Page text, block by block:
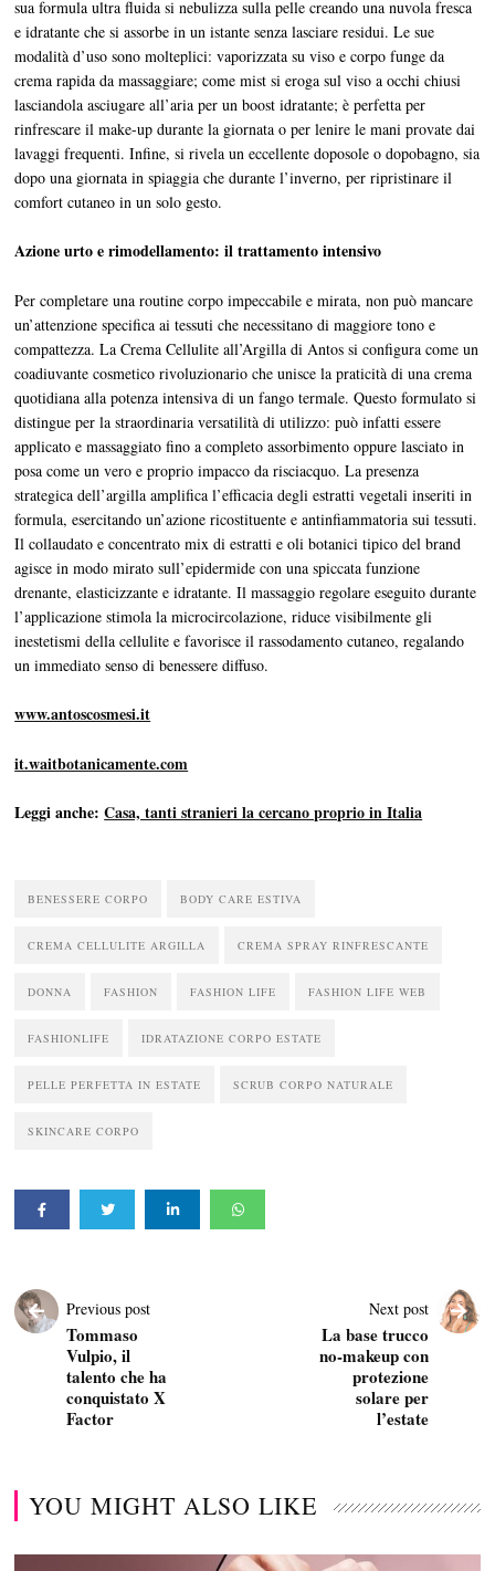
sua formula ultra fluida si nebulizza sulla pelle creando una nuvola fresca
e idratante che si assorbe in un istante senza lasciare residui. Le sue
modalità d’uso sono molteplici: vaporizzata su viso e corpo funge da
crema rapida da massaggiare; come mist si eroga sul viso a occhi chiusi
lasciandola asciugare all’aria per un boost idratante; è perfetta per
rinfrescare il make-up durante la giornata o per lenire le mani provate dai
lavaggi frequenti. Infine, si rivela un eccellente doposole o dopobagno, sia
dopo una giornata in spiaggia che durante l’inverno, per ripristinare il
comfort cutaneo in un solo gesto.
Azione urto e rimodellamento: il trattamento intensivo
Per completare una routine corpo impeccabile e mirata, non può mancare
un’attenzione specifica ai tessuti che necessitano di maggiore tono e
compattezza. La Crema Cellulite all’Argilla di Antos si configura come un
coadiuvante cosmetico rivoluzionario che unisce la praticità di una crema
quotidiana alla potenza intensiva di un fango termale. Questo formulato si
distingue per la straordinaria versatilità di utilizzo: può infatti essere
applicato e massaggiato fino a completo assorbimento oppure lasciato in
posa come un vero e proprio impacco da risciacquo. La presenza
strategica dell’argilla amplifica l’efficacia degli estratti vegetali inseriti in
formula, esercitando un’azione ricostituente e antinfiammatoria sui tessuti.
Il collaudato e concentrato mix di estratti e oli botanici tipico del brand
agisce in modo mirato sull’epidermide con una spiccata funzione
drenante, elasticizzante e idratante. Il massaggio regolare eseguito durante
l’applicazione stimola la microcircolazione, riduce visibilmente gli
inestetismi della cellulite e favorisce il rassodamento cutaneo, regalando
un immediato senso di benessere diffuso.
www.antoscosmesi.it
it.waitbotanicamente.com
Leggi anche:Casa, tanti stranieri la cercano proprio in Italia
BENESSERE CORPO BODY CARE ESTIVA
CREMA CELLULITE ARGILLA CREMA SPRAY RINFRESCANTE
DONNA FASHION FASHION LIFE FASHION LIFE WEB
FASHIONLIFE IDRATAZIONE CORPO ESTATE
PELLE PERFETTA IN ESTATE SCRUB CORPO NATURALE
SKINCARE CORPO
Previous post
Tommaso
Vulpio, il
talento che ha
conquistato X
Factor
Next post
La base trucco
no-makeup con
protezione
solare per
l’estate
YOU MIGHT ALSO LIKE